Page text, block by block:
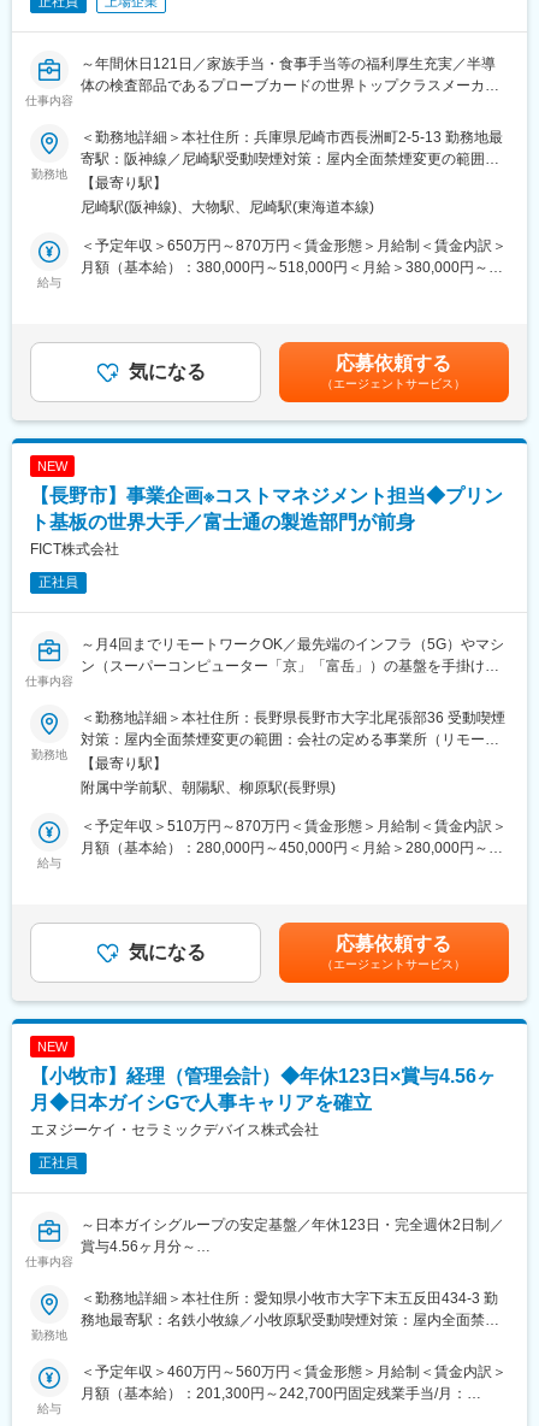
仕事内容
～年間休日121日／家族手当・食事手当等の福利厚生充実／半導
体の検査部品であるプローブカードの世界トップクラスメーカー
■業務内容：
管理者候補として、各種決算（単体・連結）業務を中心に各種会
計処理から開示業務、税務申告業務までの一般的な上場会社経理
業務に幅広く携わっていただくほか、部下のマネジメントも行っ
ていただきます。
■業務詳細
・日々の承認業務や仕訳、証憑のチェック
・その他マネジメント業務
社内知識・経理スキルのためのOJTを行いながらスキル・経験に
<ゆくゆくお任せする業務>
管理職（候補）となりますので、将来的にはすべての業務に関与
することとなりますが、
連結決算業務・税務関連業務・管理会計業務等、希望により優先
会計、決算、税務、原価計算など複数の領域に関与します。
管理職候補として経理機能全体を見渡しながら、事業運営を支え
■組織構成
配属先は5名体制です。
女性3名、男性2名で構成されており、30代から50代まで幅広い年
代が活躍しています。
■教育体制
教育研修や通信教育補助制度も実施しております。
残業は月平均20時間程度です。
■企業の特徴
当社は1960年創業のスタンダード市場上場企業です。
展開しています。
社員食堂や家族手当、退職金制度、確定拠出年金制度など福利厚
半導体産業を支える事業を通じて、安定した環境で長期的なキャ
リア形成を目指せます。
変更の範囲：会社の定める業務
勤務地
＜勤務地詳細＞本社住所：兵庫県尼崎市西長洲町2-5-13 勤務地最
寄駅：阪神線／尼崎駅受動喫煙対策：屋内全面禁煙変更の範囲：
会社の定める事業所
【最寄り駅】
尼崎駅(阪神線)、大物駅、尼崎駅(東海道本線)
給与
＜予定年収＞650万円～870万円＜賃金形態＞月給制＜賃金内訳＞
月額（基本給）：380,000円～518,000円＜月給＞380,000円～
金はあくまでも目安の金額であり、選考を通じて上下する可能性
があります。月給(月額)は固定手当を含めた表記です。
気になる 応募依頼する
（エージェントサービス）
NEW
【長野市】事業企画※コストマネジメント担当◆プリン
ト基板の世界大手／富士通の製造部門が前身
FICT株式会社
正社員
仕事内容
～月4回までリモートワークOK／最先端のインフラ（5G）やマシ
ン（スーパーコンピューター「京」「富岳」）の基盤を手掛け
板製造部門が前身～
■業務内容：
事業企画部において、主にコストマネジメント領域を中心に担当
します。
事業活動における「コスト」をスマートに管理し、経営を支える
ポジションです。
アにします。
・企画・推進／コスト最適化のアイデアを形にし、本部内を動か
します。
・KPI管理／利益を伸ばすための指標（KPI）を作り、進捗管理を
行います。
・投資対効果の評価／各種投資がしっかりと成果につながってい
るかを検証します。
まずは当社の製造プロセスを深く理解することからスタートし、
コスト算出や改善活動の核としてご活躍いただきます。
より経営に近い視点で「利益を生み出す仕組みづくり」を主導す
る存在へのステップアップいただけることを期待しています。ま
■魅力：
勤務地
＜勤務地詳細＞本社住所：長野県長野市大字北尾張部36 受動喫煙
対策：屋内全面禁煙変更の範囲：会社の定める事業所（リモート
ワーク含む）
【最寄り駅】
附属中学前駅、朝陽駅、柳原駅(長野県)
給与
＜予定年収＞510万円～870万円＜賃金形態＞月給制＜賃金内訳＞
月額（基本給）：280,000円～450,000円＜月給＞280,000円～
目安の金額であり、選考を通じて上下する可能性があります。月
給(月額)は固定手当を含めた表記です。
気になる 応募依頼する
（エージェントサービス）
NEW
【小牧市】経理（管理会計）◆年休123日×賞与4.56ヶ
月◆日本ガイシGで人事キャリアを確立
エヌジーケイ・セラミックデバイス株式会社
正社員
仕事内容
～日本ガイシグループの安定基盤／年休123日・完全週休2日制／
賞与4.56ヶ月分～
■募集背景：
会社が急成長している今、予算、棚卸、システム改善の全社のと
りまとめ業務を担う経理課管理Ｇは「現場と経営層へのつなぎ
わせて自らも成長を目指し、仲間とともにキャリアアップする人
材を求めています。
勤務地
＜勤務地詳細＞本社住所：愛知県小牧市大字下末五反田434-3 勤
務地最寄駅：名鉄小牧線／小牧原駅受動喫煙対策：屋内全面禁煙
給与
＜予定年収＞460万円～560万円＜賃金形態＞月給制＜賃金内訳＞
月額（基本給）：201,300円～242,700円固定残業手当/月：